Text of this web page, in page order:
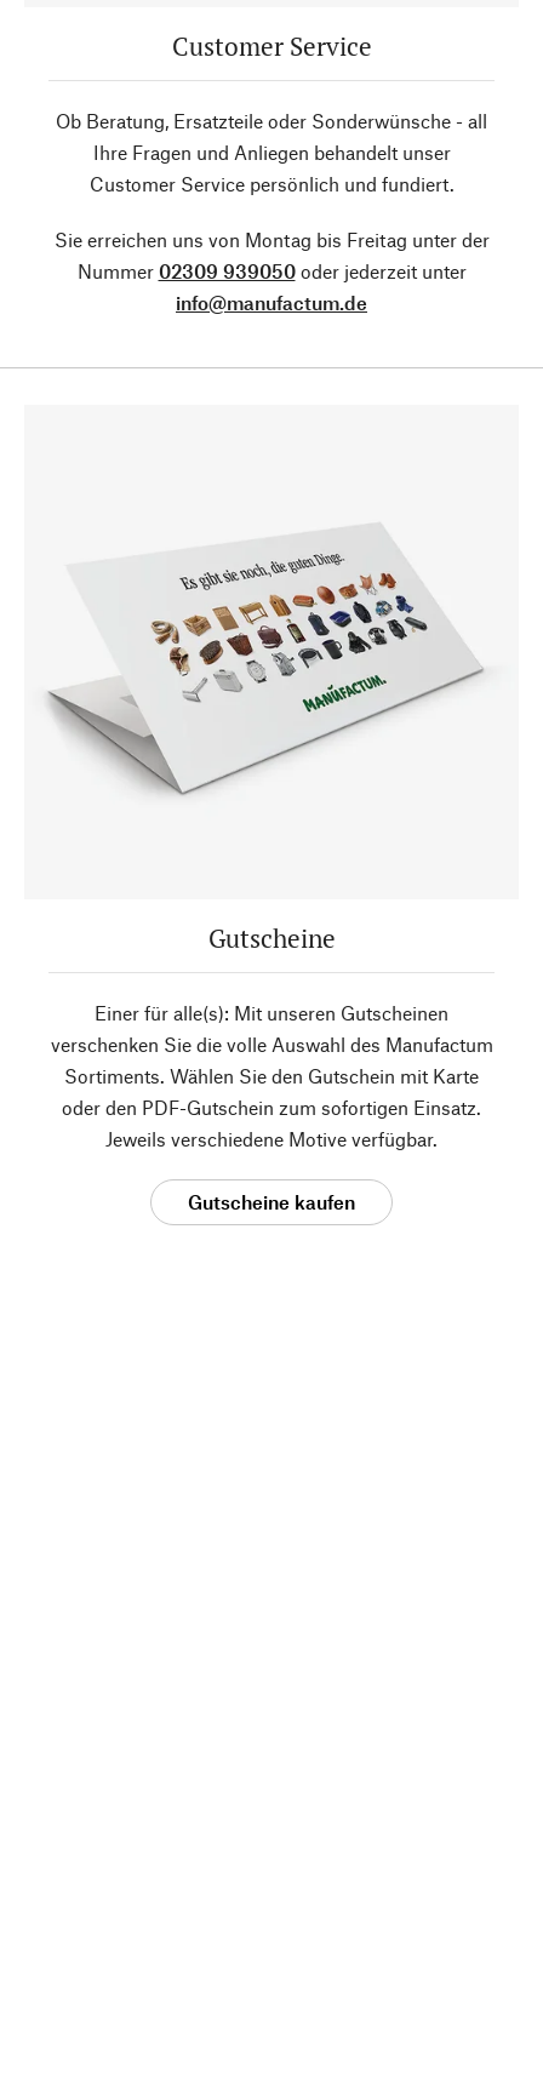
Customer Service
Ob Beratung, Ersatzteile oder Sonderwünsche - all
Ihre Fragen und Anliegen behandelt unser
Customer Service persönlich und fundiert.
Sie erreichen uns von Montag bis Freitag unter der
Nummer 02309 939050oder jederzeit unter
info@manufactum.de
Gutscheine
Einer für alle(s): Mit unseren Gutscheinen
verschenken Sie die volle Auswahl des Manufactum
Sortiments. Wählen Sie den Gutschein mit Karte
oder den PDF-Gutschein zum sofortigen Einsatz.
Jeweils verschiedene Motive verfügbar.
Gutscheine kaufen